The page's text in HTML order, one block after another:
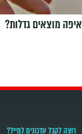
איפה מוצאים גדלות?
רוצה לקבל עדכונים למייל?